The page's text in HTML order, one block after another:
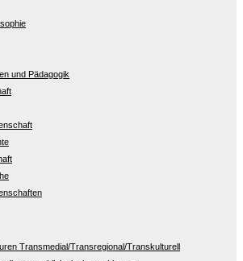
und Pädagogik
Transmedial/Transregional/Transkulturell